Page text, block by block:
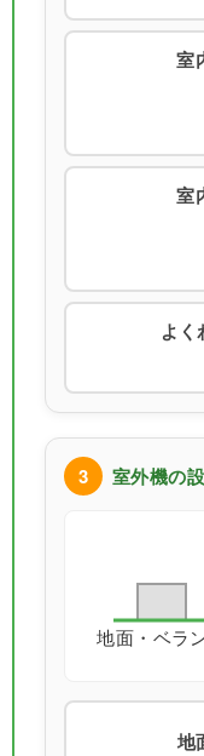
室
室
よ
3 室外機の
地面・ベラ
地